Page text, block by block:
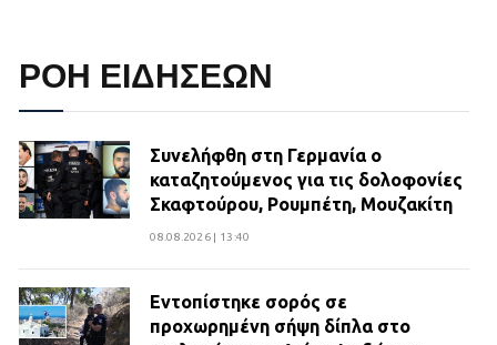
ΡΟΗ ΕΙΔΗΣΕΩΝ
Συνελήφθη στη Γερμανία ο
καταζητούμενος για τις δολοφονίες
Σκαφτούρου, Ρουμπέτη, Μουζακίτη
08.08.2026 | 13:40
Εντοπίστηκε σορός σε
προχωρημένη σήψη δίπλα στο